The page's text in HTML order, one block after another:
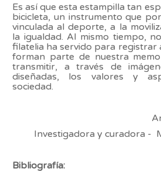
Es así que esta estampilla tan
bicicleta, un instrumento que
vinculada al deporte, a la
la igualdad. Al mismo tiempo,
filatelia ha servido para registrar
forman parte de nuestra
transmitir, a través de
diseñadas, los valores y
sociedad.
Investigadora y curadora -
Bibliografía: